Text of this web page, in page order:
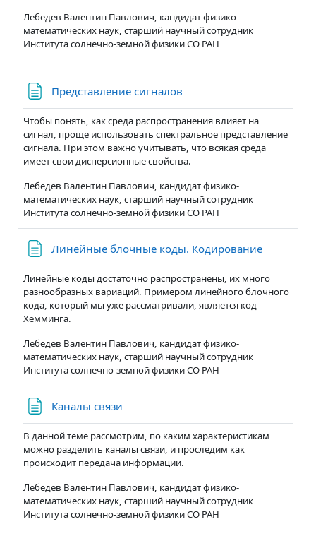
Лебедев Валентин Павлович, кандидат физико-
математических наук, старший научный сотрудник
Института солнечно-земной физики СО РАН
Представление сигналов
Чтобы понять, как среда распространения влияет на
сигнал, проще использовать спектральное представление
сигнала. При этом важно учитывать, что всякая среда
имеет свои дисперсионные свойства.
Лебедев Валентин Павлович, кандидат физико-
математических наук, старший научный сотрудник
Института солнечно-земной физики СО РАН
Линейные блочные коды. КодированиеСтраница
Линейные коды достаточно распространены, их много
разнообразных вариаций. Примером линейного блочного
кода, который мы уже рассматривали, является код
Хемминга.
Лебедев Валентин Павлович, кандидат физико-
математических наук, старший научный сотрудник
Института солнечно-земной физики СО РАН
Каналы связи
В данной теме рассмотрим, по каким характеристикам
можно разделить каналы связи, и проследим как
происходит передача информации.
Лебедев Валентин Павлович, кандидат физико-
математических наук, старший научный сотрудник
Института солнечно-земной физики СО РАН